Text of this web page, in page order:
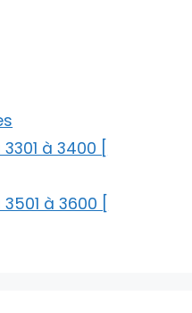
à 3400 [
à 3600 [